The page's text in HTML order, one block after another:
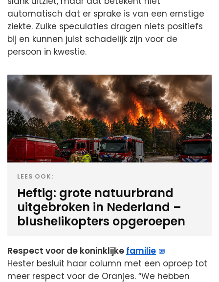
automatisch dat er sprake is van een ernstige
ziekte. Zulke speculaties dragen niets positiefs
bij en kunnen juist schadelijk zijn voor de
persoon in kwestie.
LEES OOK:
Heftig: grote natuurbrand
uitgebroken in Nederland –
blushelikopters opgeroepen
Respect voor de koninklijke familie
Hester besluit haar column met een oproep tot
meer respect voor de Oranjes. “We hebben